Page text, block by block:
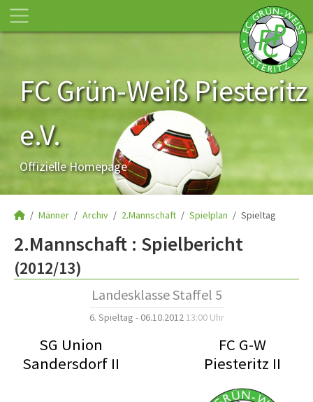
FC Grün-Weiß Piesteritz
e.V.
Offizielle Homepage
Männer Archiv 2.Mannschaft Spielplan Spieltag
2.Mannschaft : Spielbericht
(2012/13)
Landesklasse Staffel 5
6. Spieltag - 06.10.2012 13:00 Uhr
SG Union
Sandersdorf II
FC G-W
Piesteritz II